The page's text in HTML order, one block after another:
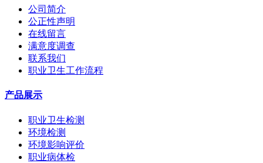
公司简介
公正性声明
在线留言
满意度调查
联系我们
职业卫生工作流程
产品展示
职业卫生检测
环境检测
环境影响评价
职业病体检